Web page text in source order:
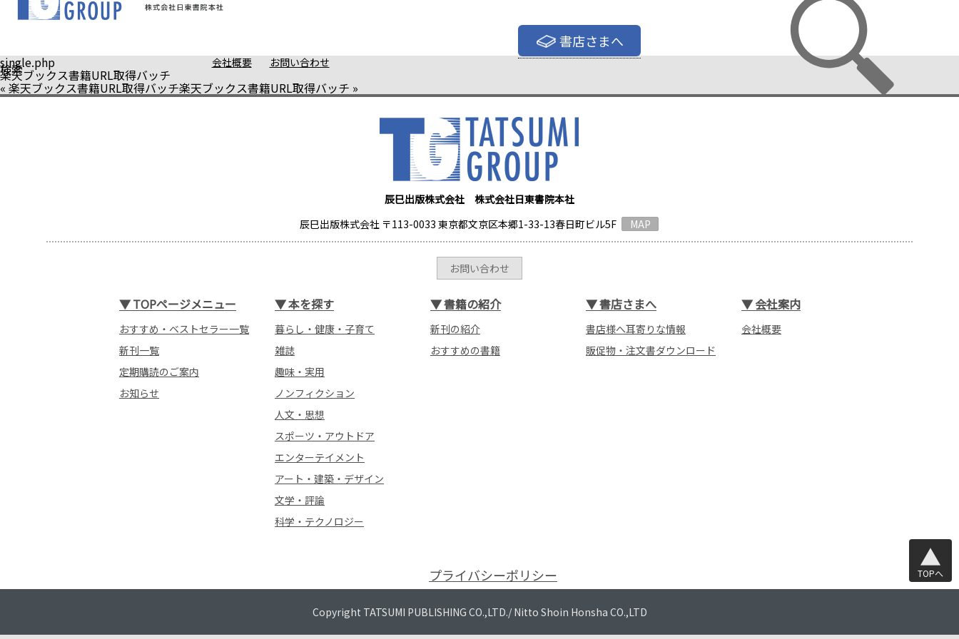
書店さまへ
会社概要 お問い合わせ
検索
single.php
楽天ブックス書籍URL取得バッチ
« 楽天ブックス書籍URL取得バッチ楽天ブックス書籍URL取得バッチ »
辰巳出版株式会社 株式会社日東書院本社
辰巳出版株式会社 〒113-0033 東京都文京区本郷1-33-13春日町ビル5F
MAP
お問い合わせ
▼TOPページメニュー
おすすめ・ベストセラー一覧
新刊一覧
定期購読のご案内
お知らせ
▼本を探す
暮らし・健康・子育て
雑誌
趣味・実用
ノンフィクション
人文・思想
スポーツ・アウトドア
エンターテイメント
アート・建築・デザイン
文学・評論
科学・テクノロジー
▼書籍の紹介
新刊の紹介
おすすめの書籍
▼書店さまへ
書店様へ耳寄りな情報
販促物・注文書ダウンロード
▼会社案内
会社概要
プライバシーポリシー TOPへ
Copyright TATSUMI PUBLISHING CO.,LTD./ Nitto Shoin Honsha CO.,LTD